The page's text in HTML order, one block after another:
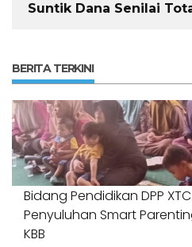
Suntik Dana Senilai
BERITA TERKINI
Bidang Pendidikan DPP
Penyuluhan Smart
KBB